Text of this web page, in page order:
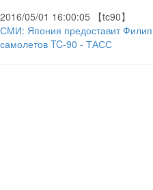
2016/05/01 16:00:05 【tc90】
СМИ: Япония предоставит
самолетов TC-90 - ТАСС